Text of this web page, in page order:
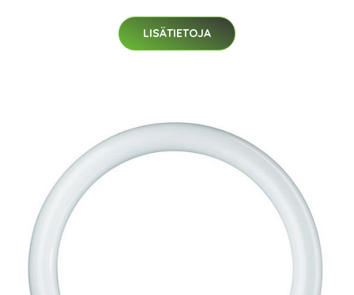
LISÄTIETOJA